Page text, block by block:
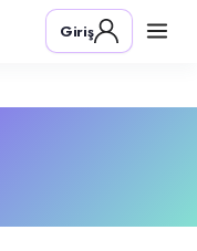
Profili
eğitim alanında
Giriş